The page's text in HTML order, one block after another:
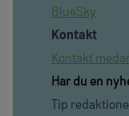
BlueSky
Kontakt
Kontakt
Har du en
Tip